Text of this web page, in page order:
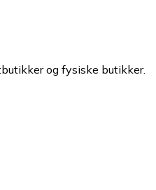
og fysiske butikker.